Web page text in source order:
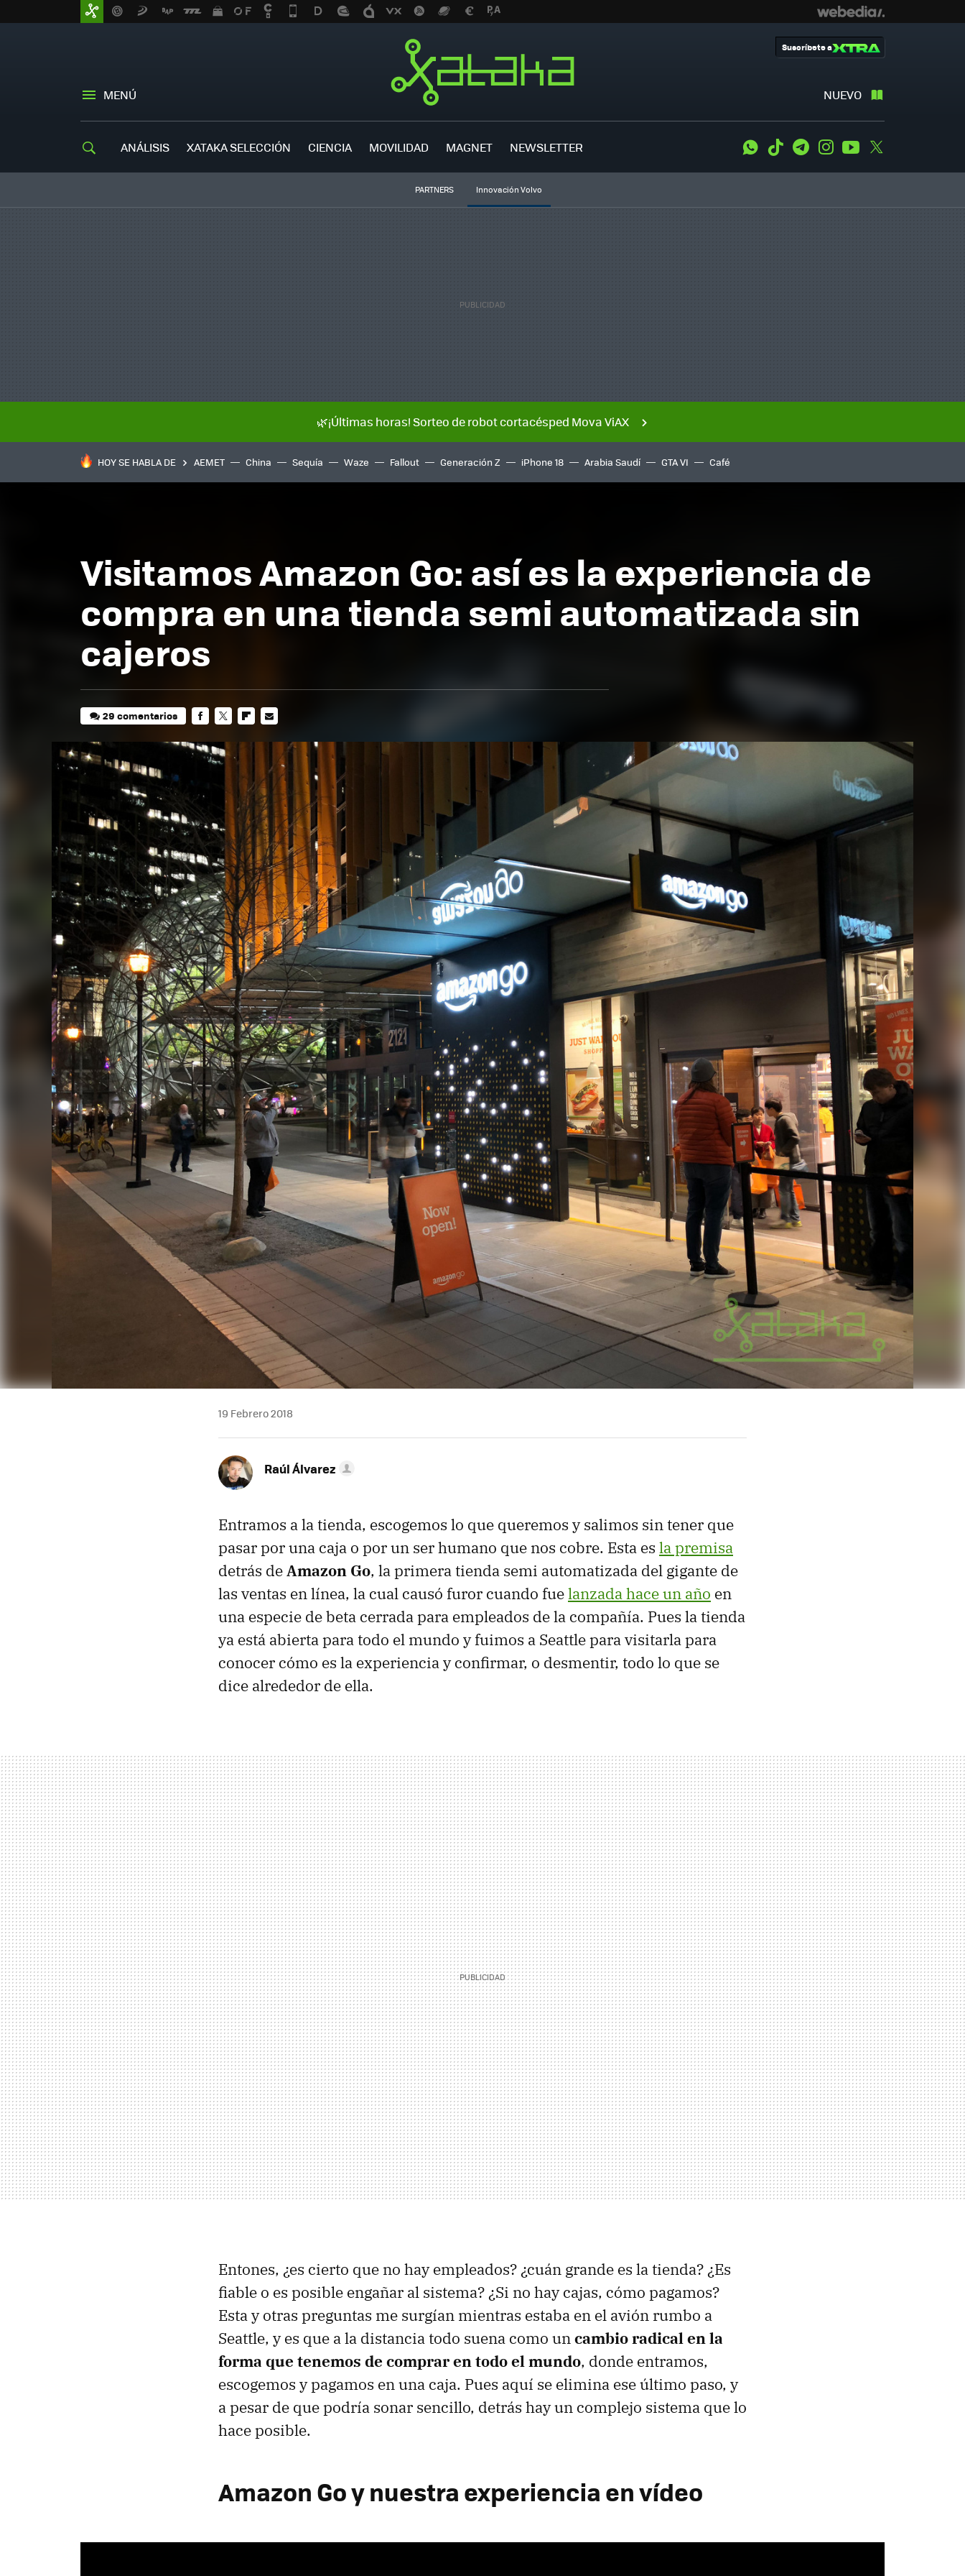
MENÚ NUEVO
Suscríbete a
ANÁLISIS XATAKA SELECCIÓN CIENCIA MOVILIDAD MAGNET NEWSLETTER WhatsApp
Tiktok TelegramInstagramYoutube
PARTNERS Innovación Volvo
🌿¡Últimas horas! Sorteo de robot cortacésped Mova ViAX
HOY SE HABLA DE AEMET China Sequía Waze Fallout Generación Z iPhone 18 Arabia Saudí GTA VI Café
Visitamos Amazon Go: así es la experiencia de
compra en una tienda semi automatizada sin
cajeros
29 comentarios
MAIL
19 Febrero 2018
Raúl Álvarez
Entramos a la tienda, escogemos lo que queremos y salimos sin tener que
pasar por una caja o por un ser humano que nos cobre. Esta es la premisa
detrás deAmazon Go, la primera tienda semi automatizada del gigante de
las ventas en línea, la cual causó furor cuando fuelanzada hace un año en
una especie de beta cerrada para empleados de la compañía. Pues la tienda
ya está abierta para todo el mundo y fuimos a Seattle para visitarla para
conocer cómo es la experiencia y confirmar, o desmentir, todo lo que se
dice alrededor de ella.
Entones, ¿es cierto que no hay empleados? ¿cuán grande es la tienda? ¿Es
fiable o es posible engañar al sistema? ¿Si no hay cajas, cómo pagamos?
Esta y otras preguntas me surgían mientras estaba en el avión rumbo a
Seattle, y es que a la distancia todo suena como uncambio radical en la
forma que tenemos de comprar en todo el mundo, donde entramos,
escogemos y pagamos en una caja. Pues aquí se elimina ese último paso, y
a pesar de que podría sonar sencillo, detrás hay un complejo sistema que lo
hace posible.
Amazon Go y nuestra experiencia en vídeo